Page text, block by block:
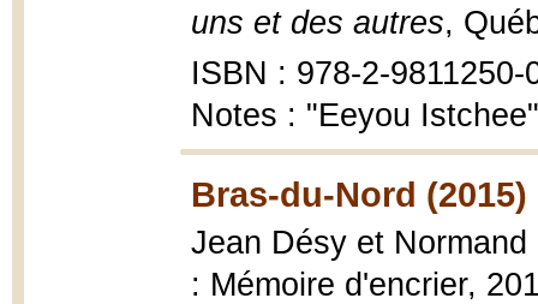
uns et des autres,
ISBN : 978-2-9811250-
Notes : "Eeyou Istchee"
Bras-du-Nord (2015)
Jean Désy et
: Mémoire d'encrier,